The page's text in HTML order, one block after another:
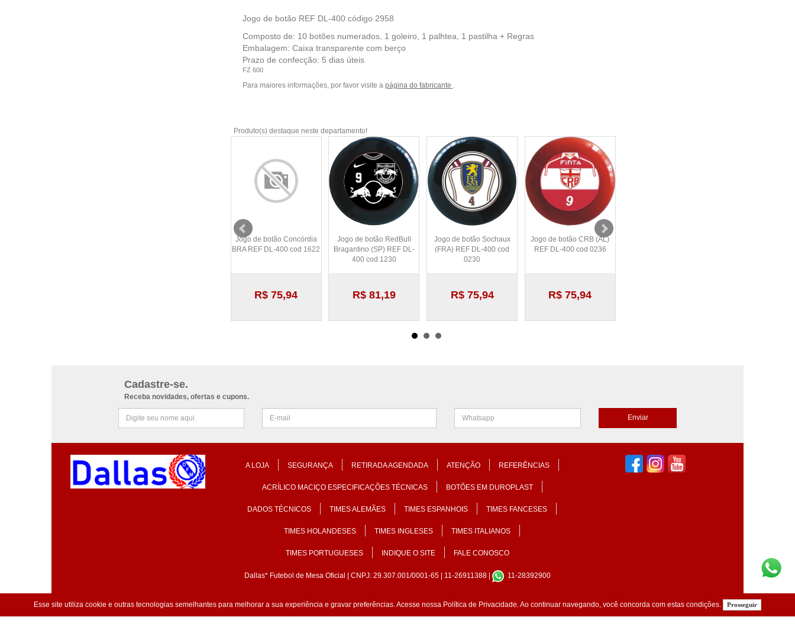
Esse site utiliza cookie e outras tecnologias semelhantes para melhorar a sua experiência e gravar preferências. Acesse nossa Política de Privacidade. Ao continuar navegando, você concorda com estas condições. Prosseguir
Jogo de botão REF DL-400 código 2958
Composto de: 10 botões numerados, 1 goleiro, 1 palhtea, 1 pastilha + Regras
Embalagem: Caixa transparente com berço
Prazo de confecção: 5 dias úteis
FZ 600
Para maiores informações, por favor visite a página do fabricante
Produto(s) destaque neste departamento!
Jogo de botão Concórdia
BRA REF DL-400 cod 1622
R$ 75,94
Jogo de botão RedBull
Bragantino (SP) REF DL-
400 cod 1230
R$ 81,19
Jogo de botão Sochaux
(FRA) REF DL-400 cod
0230
R$ 75,94
Jogo de botão CRB (AL)
REF DL-400 cod 0236
R$ 75,94
Cadastre-se.
Receba novidades, ofertas e cupons.
A LOJA SEGURANÇA RETIRADA AGENDADA ATENÇÃO REFERÊNCIAS
ACRÍLICO MACIÇO ESPECIFICAÇÕES TÉCNICAS BOTÕES EM DUROPLAST
DADOS TÉCNICOS TIMES ALEMÃES TIMES ESPANHOIS TIMES FANCESES
TIMES HOLANDESES TIMES INGLESES TIMES ITALIANOS
TIMES PORTUGUESES INDIQUE O SITE FALE CONOSCO
Dallas* Futebol de Mesa Oficial | CNPJ: 29.307.001/0001-65 | 11-26911388 | 11-28392900
Desenvolvido por